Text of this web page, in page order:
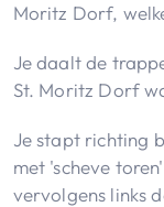
Moritz Dorf,
Je daalt de
St. Moritz Dorf
Je stapt richting
met 'scheve
vervolgens links